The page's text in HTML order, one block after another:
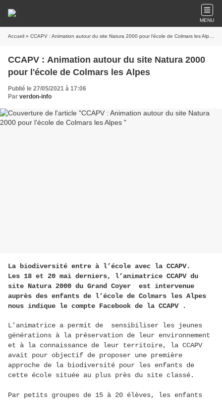
MENU
Accueil » CCAPV : Animation autour du site Natura 2000 pour l'école de Colmars les Alpes
CCAPV : Animation autour du site Natura 2000
pour l'école de Colmars les Alpes
Publié le 27/05/2021 à 17:06
Par verdon-info
La biodiversité entre à l’école avec la CCAPV.
Les 18 et 20 mai derniers, l’animatrice CCAPV du
site Natura 2000 du Grand Coyer est intervenue
auprès des enfants de l’école de Colmars les Alpes
nous indique le compte Facebook de la CCAPV .
L'animatrice a permit de sensibiliser les jeunes
générations à la préservation de leur environnement
et à la connaissance de leur territoire, la CCAPV
avait pour objectif de proposer une première
approche de la biodiversité pour les enfants de
cette école située au plus près du site classé.
Par petits groupes de 15 à 20 élèves, les enfants